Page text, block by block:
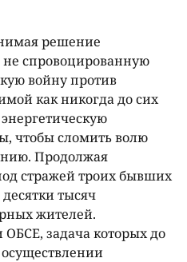
решение
спровоцированную
войну против
как никогда до сих
чтобы сломить волю
Продолжая
стражей троих бывших
тысяч
жителей.
задача которых до
осуществлении